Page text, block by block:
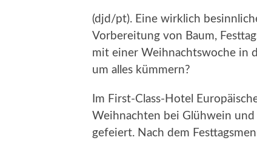
(djd/pt). Eine wirklich
Vorbereitung von Baum,
mit einer Weihnachtswoche in
um alles kümmern?
Im First-Class-Hotel
Weihnachten bei Glühwein und
gefeiert. Nach dem